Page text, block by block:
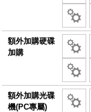
額外加購硬碟
加購
額外加購光碟
機(PC專屬)